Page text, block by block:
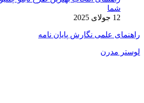
شما
12 جولای 2025
راهنمای علمی نگارش پایان نامه
لوستر مدرن